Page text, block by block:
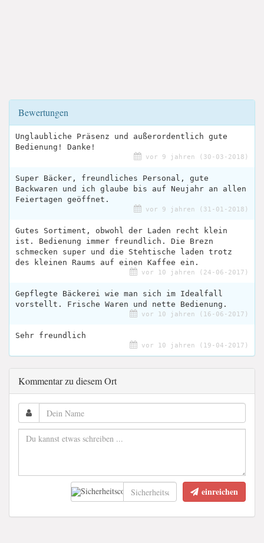
Bewertungen
Unglaubliche Präsenz und außerordentlich gute
Bedienung! Danke!
vor 9 jahren (30-03-2018)
Super Bäcker, freundliches Personal, gute
Backwaren und ich glaube bis auf Neujahr an allen
Feiertagen geöffnet.
vor 9 jahren (31-01-2018)
Gutes Sortiment, obwohl der Laden recht klein
ist. Bedienung immer freundlich. Die Brezn
schmecken super und die Stehtische laden trotz
des kleinen Raums auf einen Kaffee ein.
vor 10 jahren (24-06-2017)
Gepflegte Bäckerei wie man sich im Idealfall
vorstellt. Frische Waren und nette Bedienung.
vor 10 jahren (16-06-2017)
Sehr freundlich
vor 10 jahren (19-04-2017)
Kommentar zu diesem Ort
einreichen